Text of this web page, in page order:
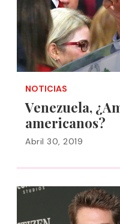
NOTICIAS
Venezuela,
americanos?
Abril 30, 2019